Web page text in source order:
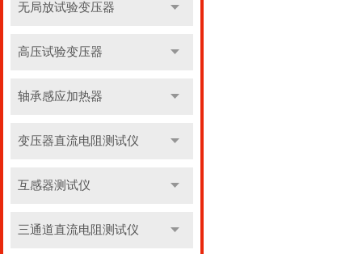
无局放试验变压器
高压试验变压器
轴承感应加热器
变压器直流电阻测试仪
互感器测试仪
三通道直流电阻测试仪